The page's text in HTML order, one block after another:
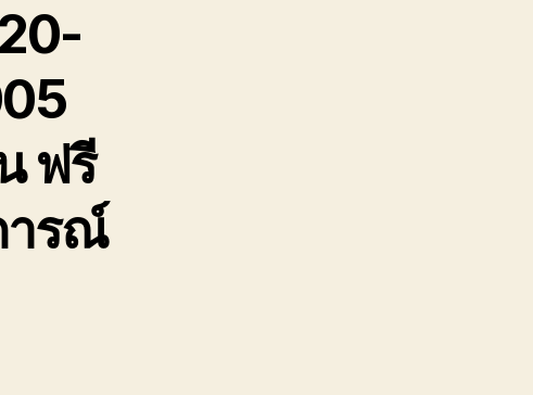
บางปะอิน
วังน้อย
นะ
0888000456
ฟรี
ารณ์